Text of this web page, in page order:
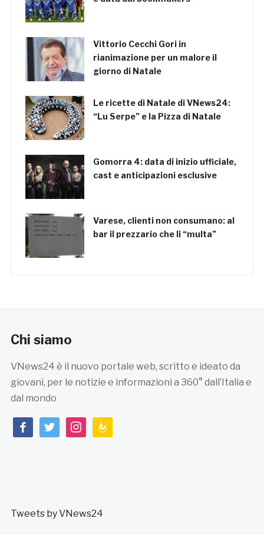
Vittorio Cecchi Gori in
rianimazione per un malore il
giorno di Natale
Le ricette di Natale di VNews24:
“Lu Serpe” e la Pizza di Natale
Gomorra 4: data di inizio ufficiale,
cast e anticipazioni esclusive
Varese, clienti non consumano: al
bar il prezzario che li “multa”
Chi siamo
VNews24 è il nuovo portale web, scritto e ideato da
giovani, per le notizie e informazioni a 360° dall’Italia e
dal mondo
facebooktwitterinstagramfeedburner
Tweets by VNews24